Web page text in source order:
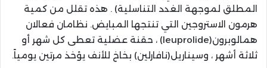
المطلق لموجهة الغدد التناسلية) . هذه تقلل من كمية
هرمون الاستروجين التي تنتجها المبايض. نظامان فعالان
همالوبرون(leuprolide) ، حقنة عضلية تعطى كل شهر أو
ثلاثة أشهر ، وسيناريل(نافارلين) بخاخ للأنف يؤخذ مرتين يومياً.